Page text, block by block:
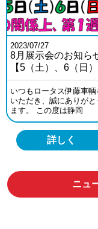
2023/07/27
8月展示会のお知ら
【5（土）、6（日
いつもロータス伊藤車
いただき、誠にありが
ます。 この度は静岡
詳しく
ニュ